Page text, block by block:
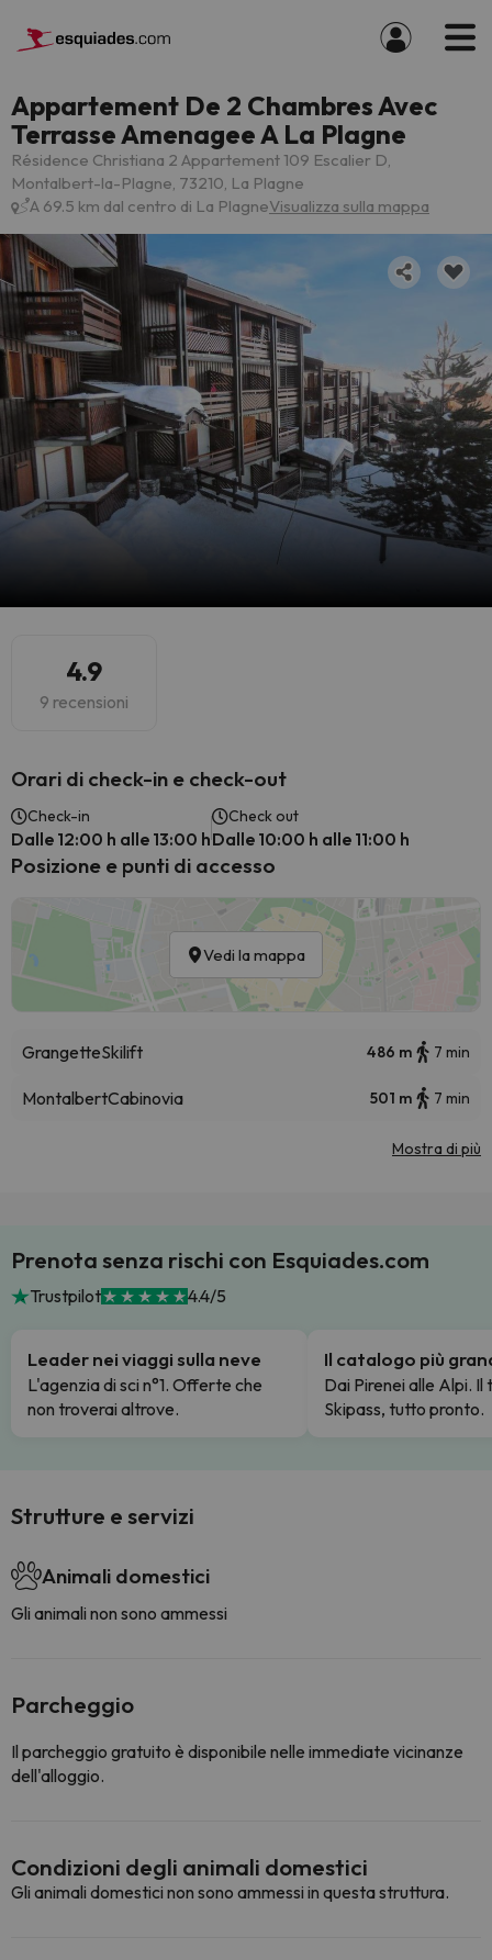
Appartement De 2 Chambres Avec
Terrasse Amenagee A La Plagne
Résidence Christiana 2 Appartement 109 Escalier D,
Montalbert-la-Plagne, 73210, La Plagne
A 69.5 km dal centro di La PlagneVisualizza sulla mappa
4.9
9 recensioni
Orari di check-in e check-out
Check-in
Dalle 12:00 h alle 13:00 h
Check out
Dalle 10:00 h alle 11:00 h
Posizione e punti di accesso
Vedi la mappa
GrangetteSkilift 486 m 7 min
MontalbertCabinovia 501 m 7 min
Mostra di più
Prenota senza rischi con Esquiades.com
Trustpilot 4.4/5
Leader nei viaggi sulla neve
L'agenzia di sci n°1. Offerte che
non troverai altrove.
Il catalogo più
Dai Pirenei alle Alpi. Il
Skipass, tutto pronto.
Strutture e servizi
Animali domestici
Gli animali non sono ammessi
Parcheggio
Il parcheggio gratuito è disponibile nelle immediate vicinanze
dell'alloggio.
Condizioni degli animali domestici
Gli animali domestici non sono ammessi in questa struttura.